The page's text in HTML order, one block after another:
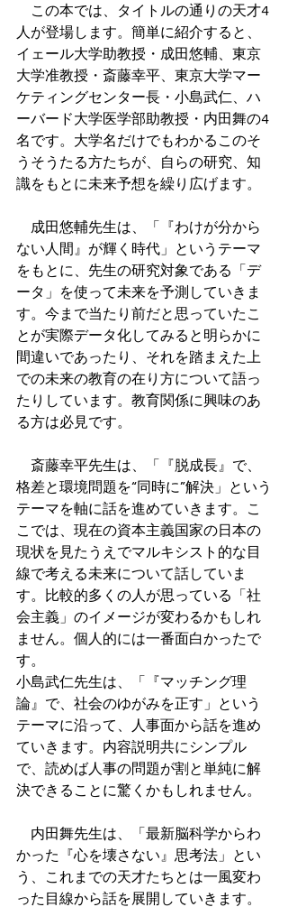
この本では、タイトルの通りの天才4
人が登場します。簡単に紹介すると、
イェール大学助教授・成田悠輔、東京
大学准教授・斎藤幸平、東京大学マー
ケティングセンター長・小島武仁、ハ
ーバード大学医学部助教授・内田舞の4
名です。大学名だけでもわかるこのそ
うそうたる方たちが、自らの研究、知
識をもとに未来予想を繰り広げます。
成田悠輔先生は、「『わけが分から
ない人間』が輝く時代」というテーマ
をもとに、先生の研究対象である「デ
ータ」を使って未来を予測していきま
す。今まで当たり前だと思っていたこ
とが実際データ化してみると明らかに
間違いであったり、それを踏まえた上
での未来の教育の在り方について語っ
たりしています。教育関係に興味のあ
る方は必見です。
斎藤幸平先生は、「『脱成長』で、
格差と環境問題を“同時に”解決」という
テーマを軸に話を進めていきます。こ
こでは、現在の資本主義国家の日本の
現状を見たうえでマルキシスト的な目
線で考える未来について話していま
す。比較的多くの人が思っている「社
会主義」のイメージが変わるかもしれ
ません。個人的には一番面白かったで
す。
小島武仁先生は、「『マッチング理
論』で、社会のゆがみを正す」という
テーマに沿って、人事面から話を進め
ていきます。内容説明共にシンプル
で、読めば人事の問題が割と単純に解
決できることに驚くかもしれません。
内田舞先生は、「最新脳科学からわ
かった『心を壊さない』思考法」とい
う、これまでの天才たちとは一風変わ
った目線から話を展開していきます。